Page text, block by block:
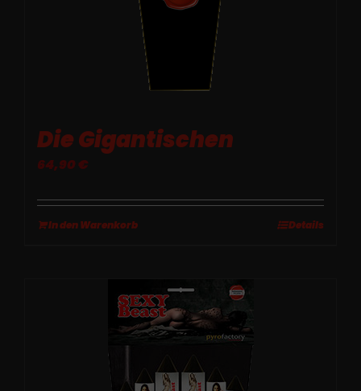
Die Gigantischen
64,90€
In den Warenkorb Details